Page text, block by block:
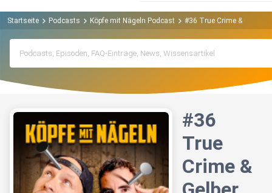
Startseite Podcasts Köpfe mit Nägeln Podcast #36 True Crime & Gelber
#36
True
Crime &